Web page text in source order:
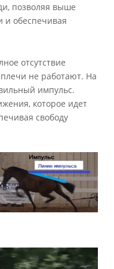
позволяя выше
и обеспечивая
отсутствие
не работают. На
импульс.
которое идет
свободу